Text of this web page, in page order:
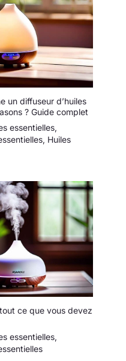
choix de cadeau idéal. Sa
polyvalence, son design
élégant et ses effets
puissants en font un
cadeau unique et précieux
qui suscitera la curiosité
de tous. De plus, notre
service client convivial
garantit une expérience
fluide et une satisfaction
client.
un diffuseur d’huiles
? Guide complet
essentielles,
, Huiles
ce que vous devez
essentielles,